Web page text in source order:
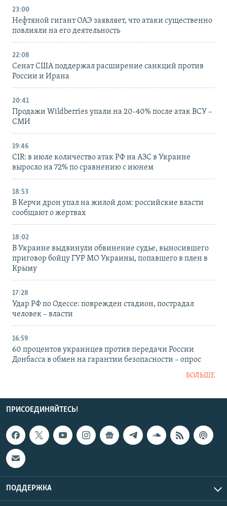
23:00
Нефтяной гигант ОАЭ заявляет, что атаки существенно
повлияли на его деятельность
22:08
Сенат США поддержал расширение санкций против
России и Ирана
20:41
Продажи Wildberries упали на 20-40% после атак ВСУ –
СМИ
19:46
CIR: в июле количество атак РФ на АЗС в Украине
выросло на 72% по сравнению с июнем
18:53
В Керчи дрон упал на жилой дом: российские власти
сообщают о жертвах
18:02
В Украине выдвинули обвинение судье, выносившего
приговор бойцу ГУР МО Украины, попавшего в плен в
Крыму
17:28
Удар РФ по Одессе: поврежден стадион, пострадал
человек – власти
16:59
60 процентов украинцев против передачи России
Донбасса в обмен на гарантии безопасности – опрос
БОЛЬШЕ
ПРИСОЕДИНЯЙТЕСЬ!
ПОДДЕРЖКА